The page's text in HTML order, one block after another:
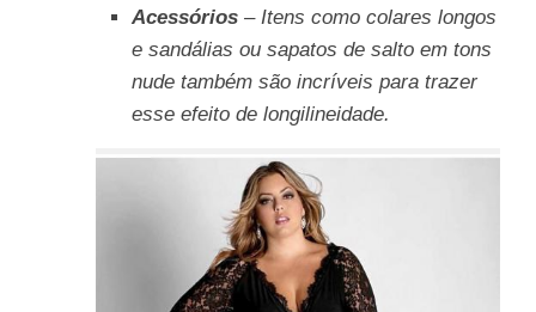
Acessórios – Itens como colares longos
e sandálias ou sapatos de salto em tons
nude também são incríveis para trazer
esse efeito de longilineidade.